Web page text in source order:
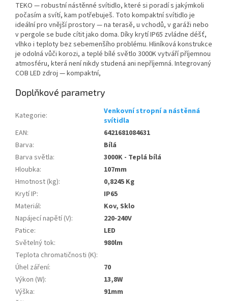
TEKO — robustní nástěnné svítidlo, které si poradí s jakýmkoli
počasím a svítí, kam potřebuješ. Toto kompaktní svítidlo je
ideální pro vnější prostory — na terasě, u vchodů, v garáži nebo
v pergole se bude cítit jako doma. Díky krytí IP65 zvládne déšť,
vlhko i teploty bez sebemenšího problému. Hliníková konstrukce
je odolná vůči korozi, a teplé bílé světlo 3000K vytváří příjemnou
atmosféru, která není nikdy studená ani nepříjemná. Integrovaný
COB LED zdroj — kompaktní,
Doplňkové parametry
Kategorie:
Venkovní stropní a nástěnná
svítidla
EAN:
6421681084631
Barva:
Bílá
Barva světla:
3000K - Teplá bílá
Hloubka:
107mm
Hmotnost (kg):
0,8245 Kg
Krytí IP:
IP65
Materiál:
Kov, Sklo
Napájecí napětí (V):
220-240V
Patice:
LED
Světelný tok:
980lm
Teplota chromatičnosti (K):
Úhel záření:
70
Výkon (W):
13,8W
Výška:
91mm